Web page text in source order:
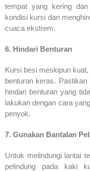
tempat yang kering
kondisi kursi dan
cuaca ekstrem.
6. Hindari Benturan
Kursi besi meskipun
benturan keras.
hindari benturan yang
lakukan dengan cara
penyok.
7. Gunakan Bantalan
Untuk melindungi lantai
pelindung pada kaki